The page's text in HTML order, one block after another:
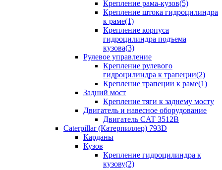
Крепление рама-кузов(5)
Крепление штока гидроцилиндра
к раме(1)
Крепление корпуса
гидроцилиндра подъема
кузова(3)
Рулевое управление
Крепление рулевого
гидроцилиндра к трапеции(2)
Крепление трапеции к раме(1)
Задний мост
Крепление тяги к заднему мосту
Двигатель и навесное оборудование
Двигатель CAT 3512B
Caterpillar (Катерпиллер) 793D
Карданы
Кузов
Крепление гидроцилиндра к
кузову(2)